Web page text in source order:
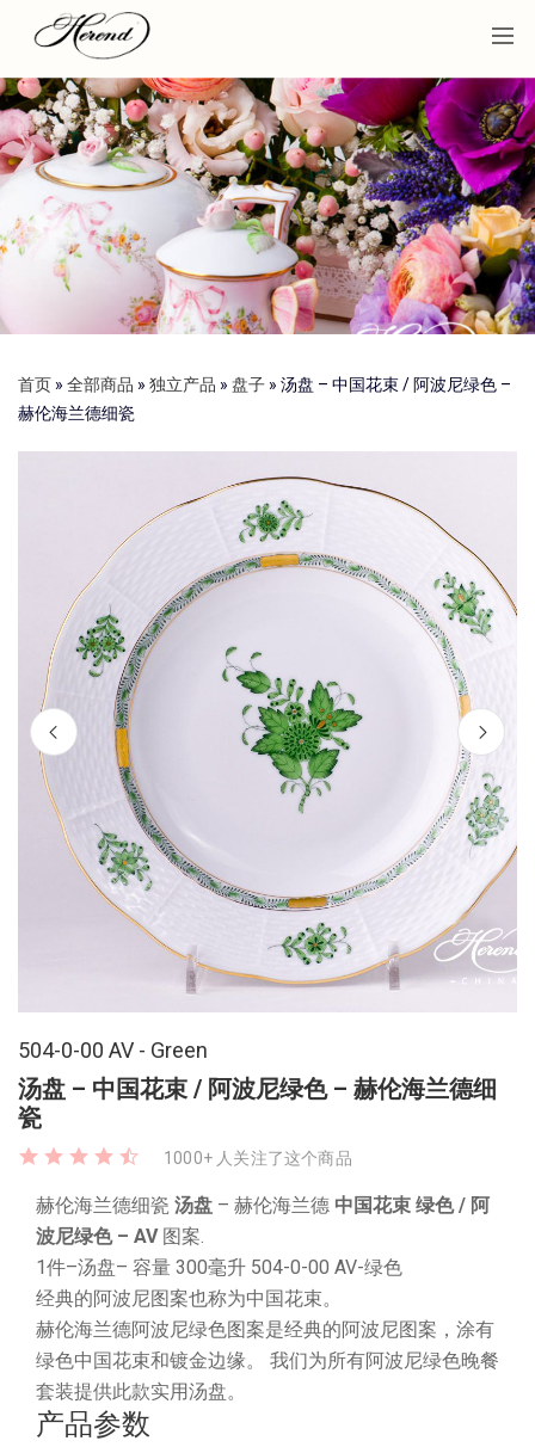
首页 » 全部商品 » 独立产品 » 盘子 » 汤盘 – 中国花束 / 阿波尼绿色 –
赫伦海兰德细瓷
504-0-00 AV - Green
汤盘 – 中国花束 / 阿波尼绿色 – 赫伦海兰德细
瓷
1000+ 人关注了这个商品
赫伦海兰德细瓷 汤盘 – 赫伦海兰德 中国花束 绿色 / 阿
波尼绿色 – AV图案.
1件–汤盘– 容量 300毫升 504-0-00 AV-绿色
经典的阿波尼图案也称为中国花束。
赫伦海兰德阿波尼绿色图案是经典的阿波尼图案，涂有
绿色中国花束和镀金边缘。 我们为所有阿波尼绿色晚餐
套装提供此款实用汤盘。
产品参数